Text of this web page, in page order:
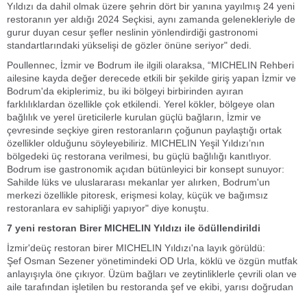
Yıldızı da dahil olmak üzere şehrin dört bir yanına yayılmış 24 yeni
restoranın yer aldığı 2024 Seçkisi, aynı zamanda gelenekleriyle de
gurur duyan cesur şefler neslinin yönlendirdiği gastronomi
standartlarındaki yükselişi de gözler önüne seriyor" dedi.
Poullennec, İzmir ve Bodrum ile ilgili olaraksa, “MICHELIN Rehberi
ailesine kayda değer derecede etkili bir şekilde giriş yapan İzmir ve
Bodrum'da ekiplerimiz, bu iki bölgeyi birbirinden ayıran
farklılıklardan özellikle çok etkilendi. Yerel kökler, bölgeye olan
bağlılık ve yerel üreticilerle kurulan güçlü bağların, İzmir ve
çevresinde seçkiye giren restoranların çoğunun paylaştığı ortak
özellikler olduğunu söyleyebiliriz. MICHELIN Yeşil Yıldızı’nın
bölgedeki üç restorana verilmesi, bu güçlü bağlılığı kanıtlıyor.
Bodrum ise gastronomik açıdan bütünleyici bir konsept sunuyor:
Sahilde lüks ve uluslararası mekanlar yer alırken, Bodrum'un
merkezi özellikle pitoresk, erişmesi kolay, küçük ve bağımsız
restoranlara ev sahipliği yapıyor" diye konuştu.
7 yeni restoran Birer MICHELIN Yıldızı ile ödüllendirildi
İzmir'deüç restoran birer MICHELIN Yıldızı'na layık görüldü:
Şef Osman Sezener yönetimindeki OD Urla, köklü ve özgün mutfak
anlayışıyla öne çıkıyor. Üzüm bağları ve zeytinliklerle çevrili olan ve
aile tarafından işletilen bu restoranda şef ve ekibi, yarısı doğrudan